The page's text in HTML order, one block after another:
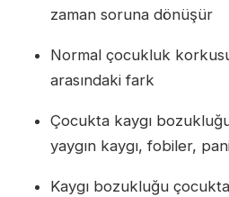
zaman soruna dönüşür
Normal çocukluk
arasındaki fark
Çocukta kaygı
yaygın kaygı, fobiler,
Kaygı bozukluğu çocukta